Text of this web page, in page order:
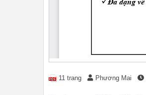
11 trang Phương Mai